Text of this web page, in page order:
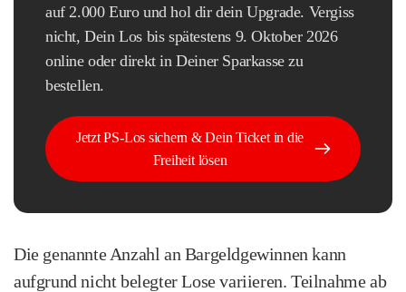
auf 2.000 Euro und hol dir dein Upgrade. Vergiss
nicht, Dein Los bis spätestens 9. Oktober 2026
online oder direkt in Deiner Sparkasse zu
bestellen.
Jetzt PS-Los sichern & Dein Ticket in die
Freiheit lösen
Die genannte Anzahl an Bargeldgewinnen kann
aufgrund nicht belegter Lose variieren. Teilnahme ab